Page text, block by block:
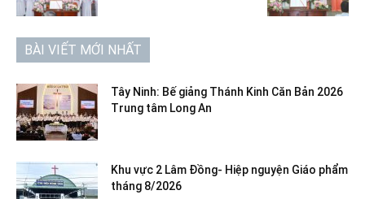
BÀI VIẾT MỚI NHẤT
Tây Ninh: Bế giảng Thánh Kinh Căn Bản 2026
Trung tâm Long An
Khu vực 2 Lâm Đồng- Hiệp nguyện Giáo phẩm
tháng 8/2026